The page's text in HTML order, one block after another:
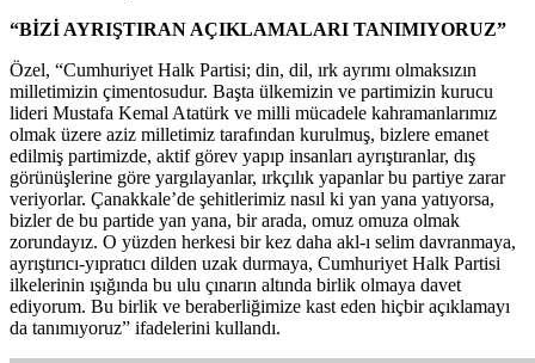
“BİZİ AYRIŞTIRAN AÇIKLAMALARI TANIMIYORUZ”
Özel, “Cumhuriyet Halk Partisi; din, dil, ırk ayrımı olmaksızın
milletimizin çimentosudur. Başta ülkemizin ve partimizin kurucu
lideri Mustafa Kemal Atatürk ve milli mücadele kahramanlarımız
olmak üzere aziz milletimiz tarafından kurulmuş, bizlere emanet
edilmiş partimizde, aktif görev yapıp insanları ayrıştıranlar, dış
görünüşlerine göre yargılayanlar, ırkçılık yapanlar bu partiye zarar
veriyorlar. Çanakkale’de şehitlerimiz nasıl ki yan yana yatıyorsa,
bizler de bu partide yan yana, bir arada, omuz omuza olmak
zorundayız. O yüzden herkesi bir kez daha akl-ı selim davranmaya,
ayrıştırıcı-yıpratıcı dilden uzak durmaya, Cumhuriyet Halk Partisi
ilkelerinin ışığında bu ulu çınarın altında birlik olmaya davet
ediyorum. Bu birlik ve beraberliğimize kast eden hiçbir açıklamayı
da tanımıyoruz” ifadelerini kullandı.